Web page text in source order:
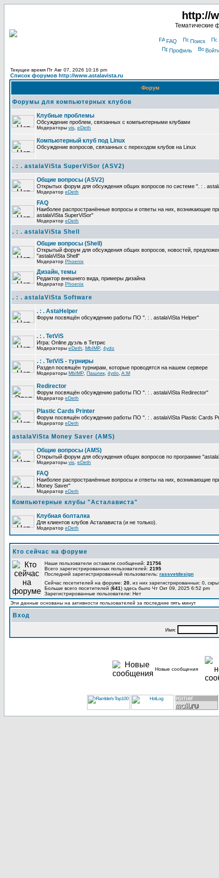
http://
Тематические
FAQ Поиск
Профиль
Текущее время Пт Авг 07, 2026 10:16 pm
Список форумов http://www.astalavista.ru
Форум
Форумы для компьютерных клубов
Клубные проблемы
Обсуждение проблем, связанных с компьютерными клубами
Модераторы vis eDeth
Компьютерный клуб под Linux
Обсуждение вопросов, связанных с переходом клубов на Linux
. : . astalaViSta SuperViSor (ASV2)
Общие вопросы (ASV2)
Открытых форум для обсуждения общих вопросов по системе ". : .
Модератор eDeth
FAQ
Наиболее распространённые вопросы и ответы на них, возникающие
astalaViSta SuperViSor"
Модератор eDeth
. : . astalaViSta Shell
Общие вопросы (Shell)
Открытый форум для обсуждения общих вопросов, новостей,
"astalaViSta Shell"
Модератор Phoenix
Дизайн, темы
Редактор внешнего вида, примеры дизайна
Модератор Phoenix
. : . astalaViSta Software
. : . AstaHelper
Форум посвящён обсуждению работы ПО ". : . astalaViSta Helper"
. : . TetViS
Игра: Online дуэль в Тетрис
Модераторы eDeth MbIMP 4ydo
. : . TetViS - турниры
Раздел посвящён турнирам, которые проводятся на нашем сервере
Модераторы MbIMP Пашлик 4ydo A:M
Redirector
Форум посвящён обсуждению работы ПО ". : . astalaViSta Redirector"
Модератор eDeth
Plastic Cards Printer
Форум посвящён обсуждению работы ПО ". : . astalaViSta Plastic Cards
Модератор eDeth
astalaViSta Money Saver (AMS)
Общие вопросы (AMS)
Открытый форум для обсуждения общих вопросов по программе
Модераторы vis eDeth
FAQ
Наиболее распространённые вопросы и ответы на них, возникающие
Money Saver"
Модератор eDeth
Компьютерные клубы "Асталависта"
Клубная болталка
Для клиентов клубов Асталависта (и не только).
Модератор eDeth
Кто сейчас на форуме
Наши пользователи оставили сообщений: 21756
Всего зарегистрированных пользователей: 2195
Последний зарегистрированный пользователь: rassvetdesign
Сейчас посетителей на форуме: 20 , из них зарегистрированных: 0,
Больше всего посетителей (641) здесь было Чт Окт 09, 2025 6:52 pm
Зарегистрированные пользователи: Нет
Эти данные основаны на активности пользователей за последние пять минут
Вход
Имя:
Новые сообщения